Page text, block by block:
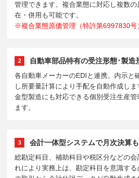
管理できます。複合業態に対応し複数
在・併用も可能です。
※複合業態原価管理（特許第6997830号
2 自動車部品特有の受注形態･製造
各自動車メーカーのEDIと連携。内示と
し所要量計算により手配を自動作成し
金型製造にも対応できる個別受注生産
ます。
3 会計一体型システムで月次決算
総勘定科目、補助科目や税区分などの会
れにより実務上は、勘定科目を意識す